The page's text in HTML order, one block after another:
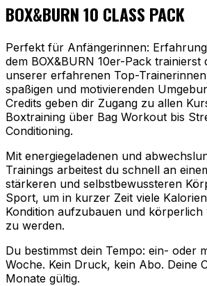
BOX&BURN 10 CLASS PACK
Perfekt für Anfängerinnen:
dem BOX&BURN 10er-Pack
unserer erfahrenen Top-
spaßigen und motivierenden
Credits geben dir Zugang zu allen
Boxtraining über Bag Workout bis
Conditioning.
Mit energiegeladenen und
Trainings arbeitest du schnell an
stärkeren und selbstbewussteren
Sport, um in kurzer Zeit viele
Kondition aufzubauen und körperlich
zu werden.
Du bestimmst dein Tempo: ein- oder
Woche. Kein Druck, kein Abo. Deine
Monate gültig.